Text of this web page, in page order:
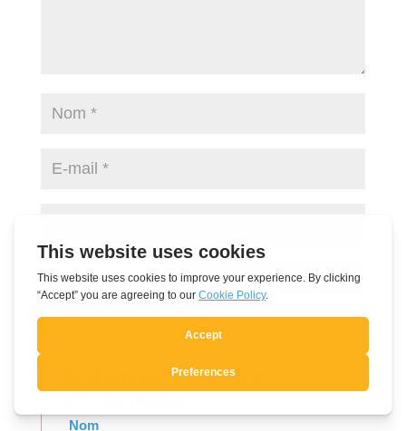
Soumettre le commentaire
S'abonner à la lettre
d'information
Leave
Nom